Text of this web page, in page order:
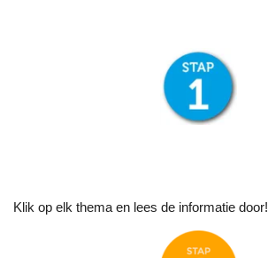
Klik op elk thema en lees de informatie door!